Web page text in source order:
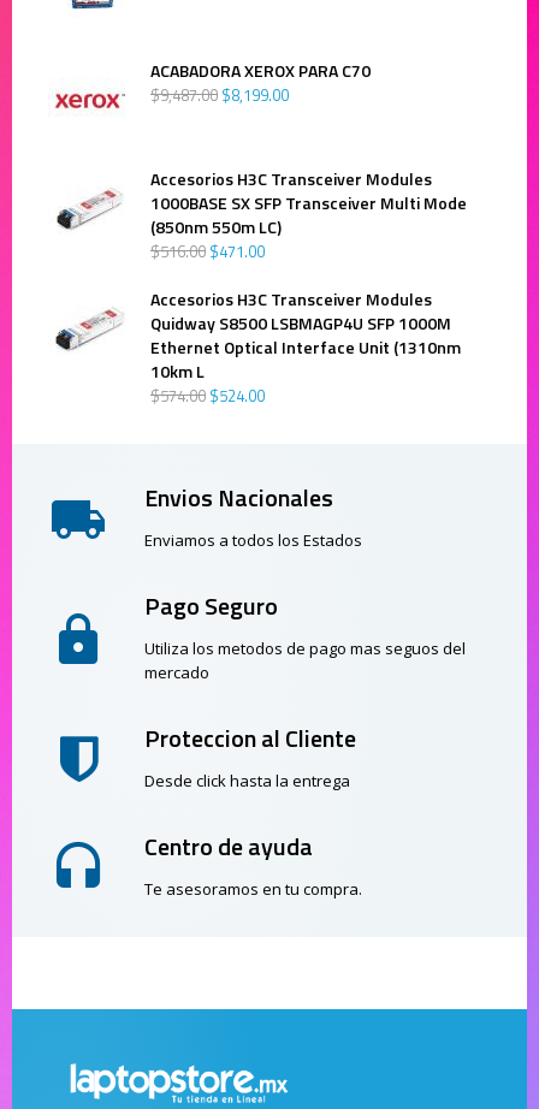
ACABADORA XEROX PARA C70
$9,487.00 $8,199.00
Accesorios H3C Transceiver Modules
1000BASE SX SFP Transceiver Multi Mode
(850nm 550m LC)
$516.00 $471.00
Accesorios H3C Transceiver Modules
Quidway S8500 LSBMAGP4U SFP 1000M
Ethernet Optical Interface Unit (1310nm
10km L
$574.00 $524.00
Envios Nacionales
Enviamos a todos los Estados
Pago Seguro
Utiliza los metodos de pago mas seguos del
mercado
Proteccion al Cliente
Desde click hasta la entrega
Centro de ayuda
Te asesoramos en tu compra.